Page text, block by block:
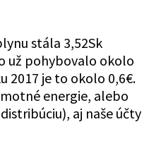
stála 3,52Sk
už pohybovalo okolo
2017 je to okolo 0,6€.
energie, alebo
aj naše účty